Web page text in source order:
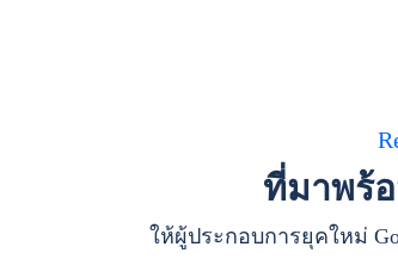
ที่มาพร้
ให้ผู้ประกอบการยุคใหม่